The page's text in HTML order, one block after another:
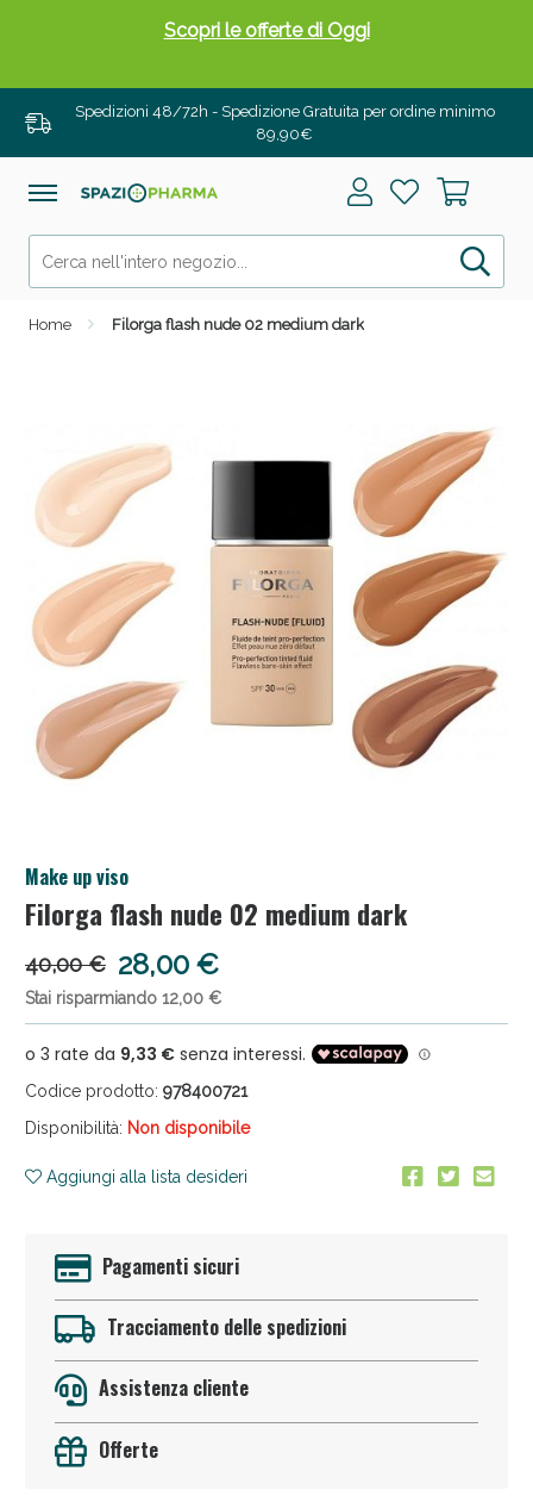
Spedizioni 48/72h - Spedizione Gratuita per ordine minimo
89,90€
Home Filorga flash nude 02 medium dark
Make up viso
Filorga flash nude 02 medium dark
40,00 € 28,00 €
Stai risparmiando 12,00 €
Codice prodotto: 978400721
Disponibilità: Non disponibile
Aggiungi alla lista desideri
Pagamenti sicuri
Tracciamento delle spedizioni
Assistenza cliente
Offerte
Scopri le offerte di Oggi
Drenanti e Pancia Piatta: Sconti fino al 55% validi
solo per OGGI!
Salini e Multivitaminici: oggi Sconto extra fino al
Anticellulite e Fanghi: Sconto fino al 40% valido
oggi!